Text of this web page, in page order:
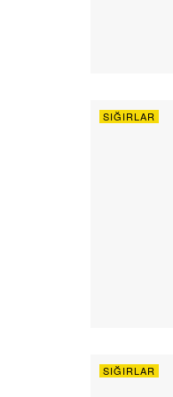
SIĞIRLAR
SIĞIRLAR